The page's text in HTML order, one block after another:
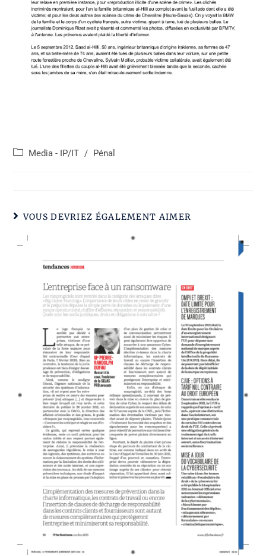
Catégorie
Media - IP/IT / Pénal
VOUS DEVRIEZ ÉGALEMENT AIMER